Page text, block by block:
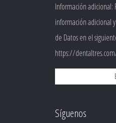
Información adicional:
información adicional
de Datos en el
https://
Síguenos